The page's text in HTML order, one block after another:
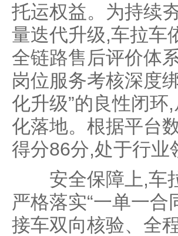
托运权益。为持续
量迭代升级,车拉车
全链路售后评价体
岗位服务考核深度
化升级”的良性闭
化落地。根据平台
得分86分,处于行业
安全保障上,车拉
严格落实“一单一
接车双向核验、全